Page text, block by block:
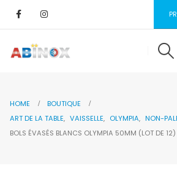
HOME
BOUTIQUE
ART DE LA TABLE, VAISSELLE, OLYMPIA, NON-
BOLS ÉVASÉS BLANCS OLYMPIA 50MM (LOT DE 12)